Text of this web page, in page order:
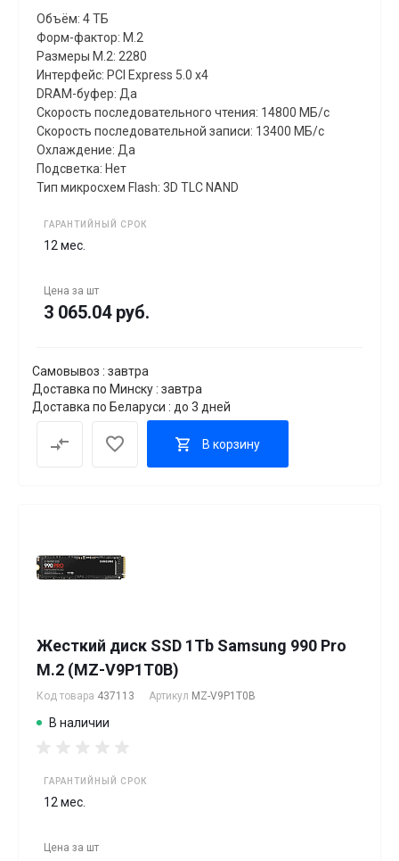
Объём: 4 ТБ
Форм-фактор: M.2
Размеры M.2: 2280
Интерфейс: PCI Express 5.0 x4
DRAM-буфер: Да
Скорость последовательного чтения: 14800 МБ/с
Скорость последовательной записи: 13400 МБ/с
Охлаждение: Да
Подсветка: Нет
Тип микросхем Flash: 3D TLC NAND
ГАРАНТИЙНЫЙ СРОК
12 мес.
Цена за шт
3 065.04 руб.
Самовывоз : завтра
Доставка по Минску : завтра
Доставка по Беларуси : до 3 дней
В корзину
Жесткий диск SSD 1Tb Samsung 990 Pro
M.2 (MZ-V9P1T0B)
Код товара 437113 Артикул MZ-V9P1T0B
В наличии
ГАРАНТИЙНЫЙ СРОК
12 мес.
Цена за шт